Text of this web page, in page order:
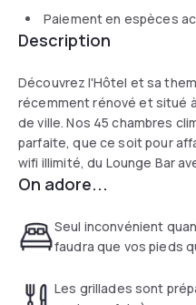
Paiement en espèces
Description
Découvrez l'Hôtel et sa
récemment rénové et situé
de ville. Nos 45 chambres
parfaite, que ce soit pour
wifi illimité, du Lounge Bar
d'espace séminaire. Parking
On adore...
Seul inconvénient
faudra que vos pieds
Les grillades sont